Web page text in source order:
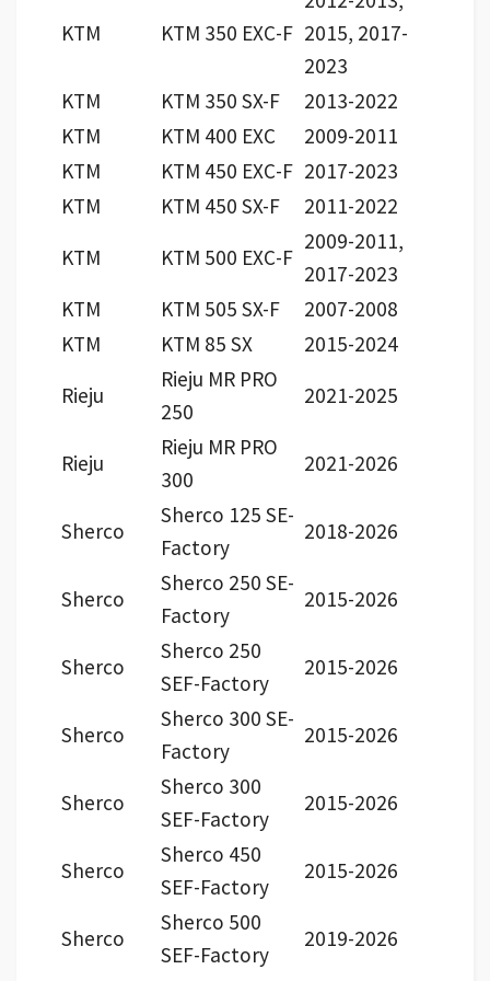
KTM KTM 350 EXC-F 2015, 2017-
2023
KTM
KTM 350 SX-F
2013-2022
KTM
KTM 400 EXC
2009-2011
KTM
KTM 450 EXC-F 2017-2023
KTM
KTM 450 SX-F
2011-2022
KTM
KTM 500 EXC-F
2009-2011,
2017-2023
KTM
KTM 505 SX-F
2007-2008
KTM
KTM 85 SX
2015-2024
Rieju
Rieju MR PRO
250
2021-2025
Rieju
Rieju MR PRO
300
2021-2026
Sherco
Sherco 125 SE-
Factory
2018-2026
Sherco
Sherco 250 SE-
Factory
2015-2026
Sherco
Sherco 250
SEF-Factory
2015-2026
Sherco
Sherco 300 SE-
Factory
2015-2026
Sherco
Sherco 300
SEF-Factory
2015-2026
Sherco
Sherco 450
SEF-Factory
2015-2026
Sherco
Sherco 500
SEF-Factory
2019-2026